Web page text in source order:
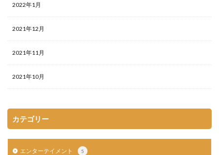
2022年1月
2021年12月
2021年11月
2021年10月
カテゴリー
エンターテイメント 5